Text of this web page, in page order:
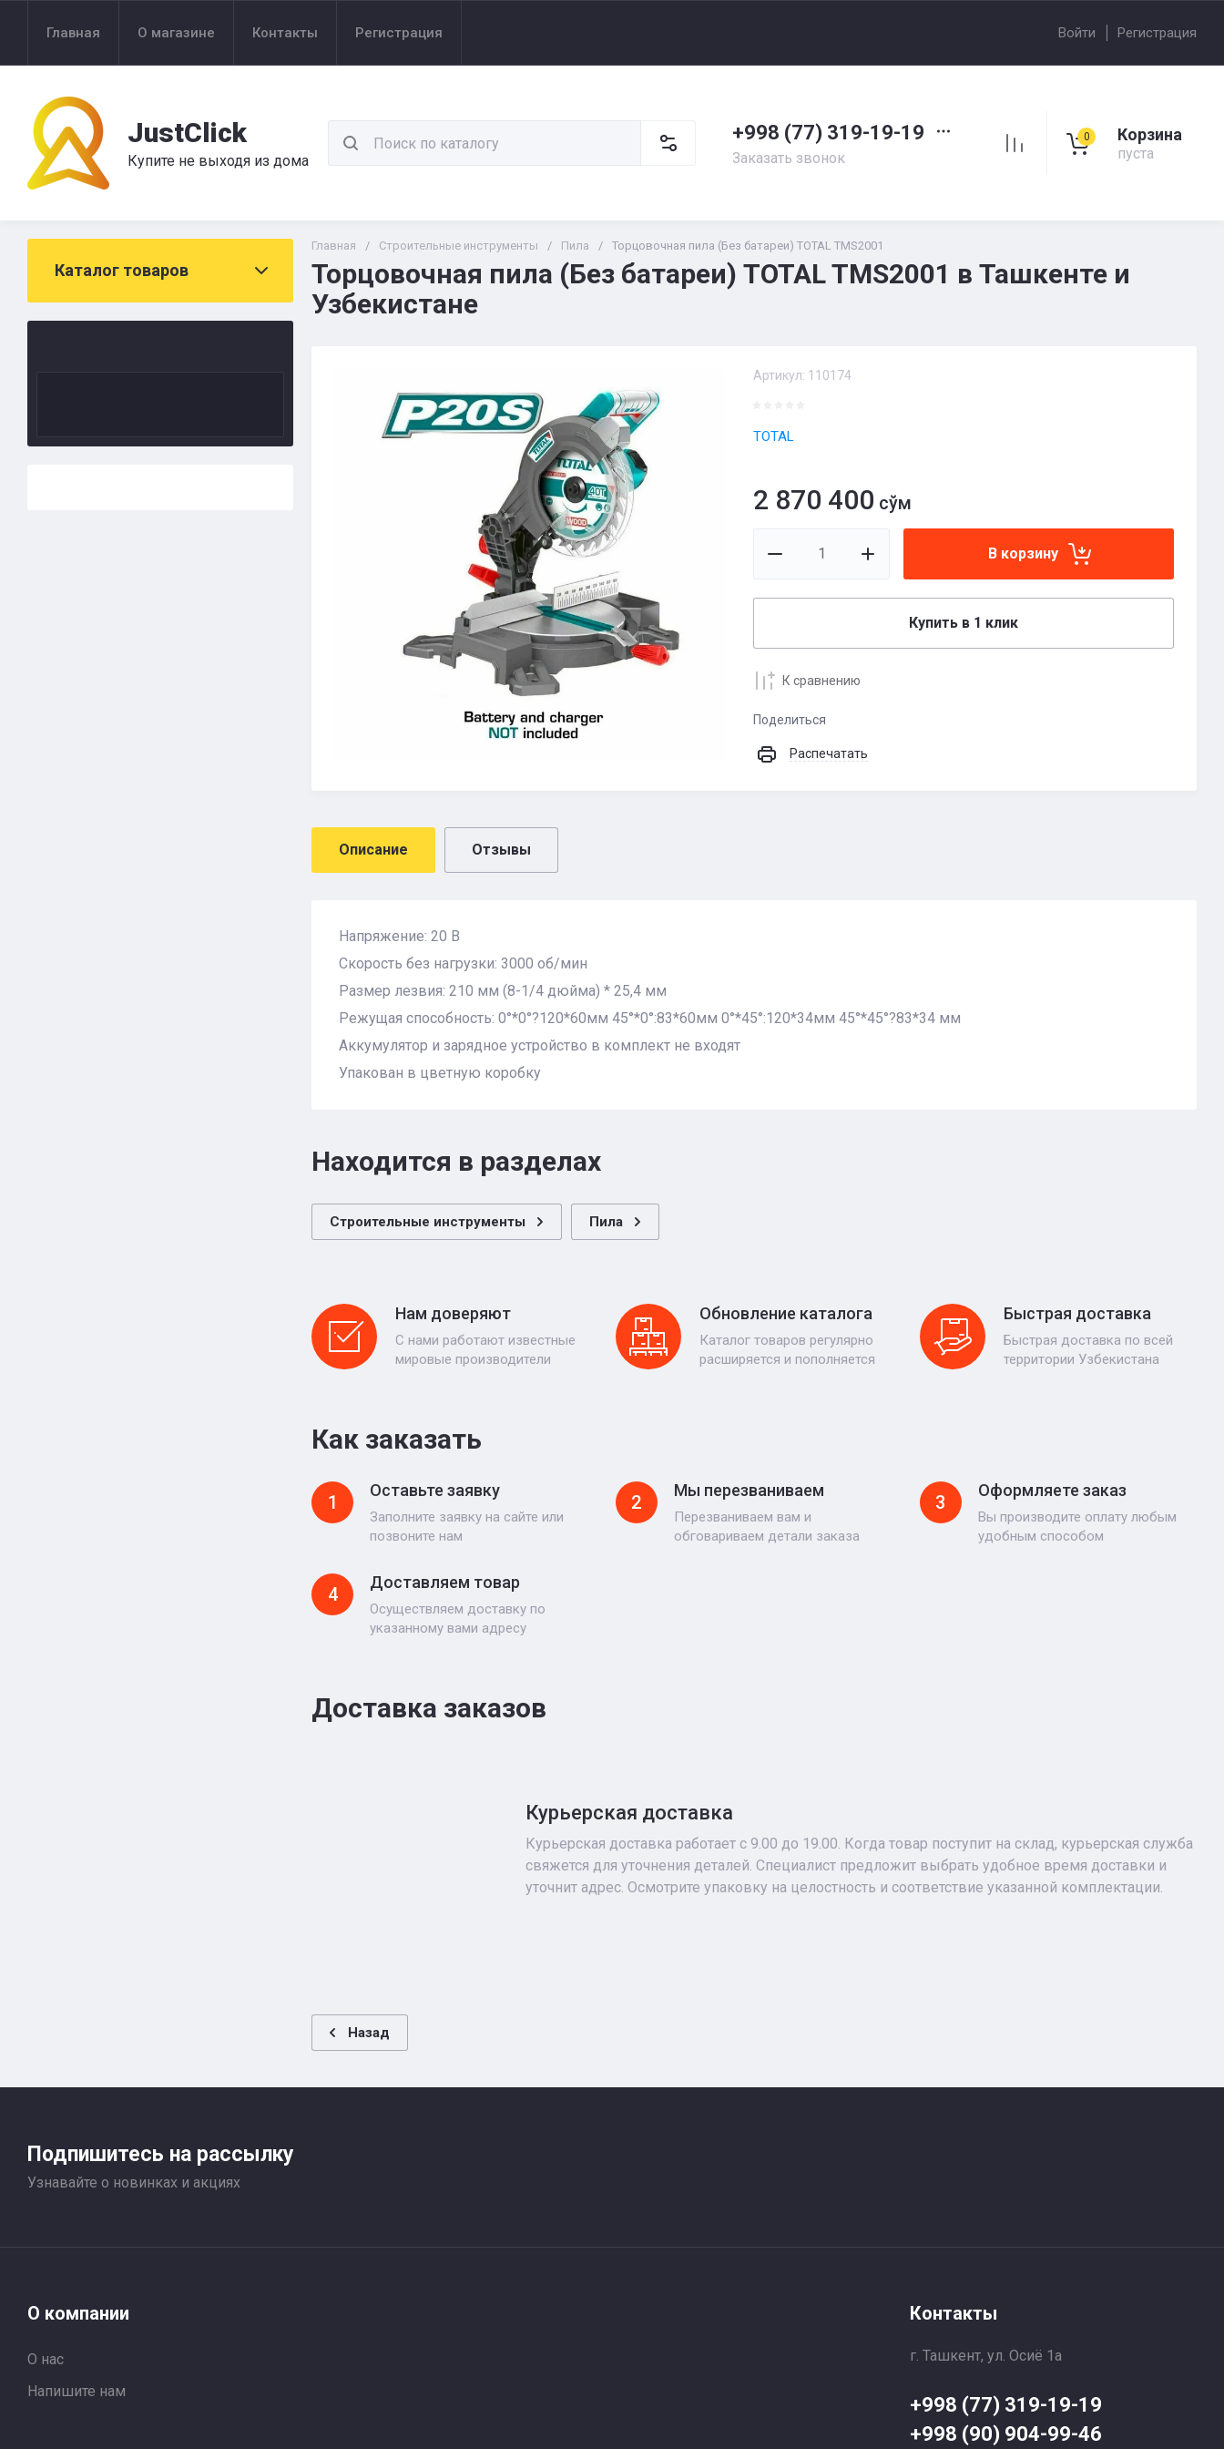
Главная О магазине Контакты Регистрация Войти Регистрация
JustClick
Купите не выходя из дома
+998 (77) 319-19-19
Заказать звонок
0 Корзина
пуста
Каталог товаров
Главная / Строительные инструменты / Пила / Торцовочная пила (Без батареи) TOTAL TMS2001
Торцовочная пила (Без батареи) TOTAL TMS2001 в Ташкенте и
Узбекистане
Артикул: 110174
TOTAL
2 870 400 сўм
В корзину
Купить в 1 клик
К сравнению
Поделиться
Распечатать
Описание Отзывы
Напряжение: 20 В
Скорость без нагрузки: 3000 об/мин
Размер лезвия: 210 мм (8-1/4 дюйма) * 25,4 мм
Режущая способность: 0°*0°?120*60мм 45°*0°:83*60мм 0°*45°:120*34мм 45°*45°?83*34 мм
Аккумулятор и зарядное устройство в комплект не входят
Упакован в цветную коробку
Находится в разделах
Строительные инструменты Пила
Нам доверяют
С нами работают известные
мировые производители
Обновление каталога
Каталог товаров регулярно
расширяется и пополняется
Быстрая доставка
Быстрая доставка по всей
территории Узбекистана
Как заказать
1
Оставьте заявку
Заполните заявку на сайте или
позвоните нам
2
Мы перезваниваем
Перезваниваем вам и
обговариваем детали заказа
3
Оформляете заказ
Вы производите оплату любым
удобным способом
4
Доставляем товар
Осуществляем доставку по
указанному вами адресу
Доставка заказов
Курьерская доставка
Курьерская доставка работает с 9.00 до 19.00. Когда товар поступит на склад, курьерская служба
свяжется для уточнения деталей. Специалист предложит выбрать удобное время доставки и
уточнит адрес. Осмотрите упаковку на целостность и соответствие указанной комплектации.
Назад
Подпишитесь на рассылку
Узнавайте о новинках и акциях
О компании
О нас
Напишите нам
Контакты
г. Ташкент, ул. Осиё 1a
+998 (77) 319-19-19
+998 (90) 904-99-46